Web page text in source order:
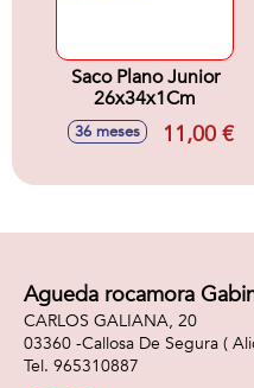
Saco Plano Junior
26x34x1Cm
36 meses 11,00 €
Agueda rocamora
CARLOS GALIANA, 20
03360 -Callosa De Segura (
965310887